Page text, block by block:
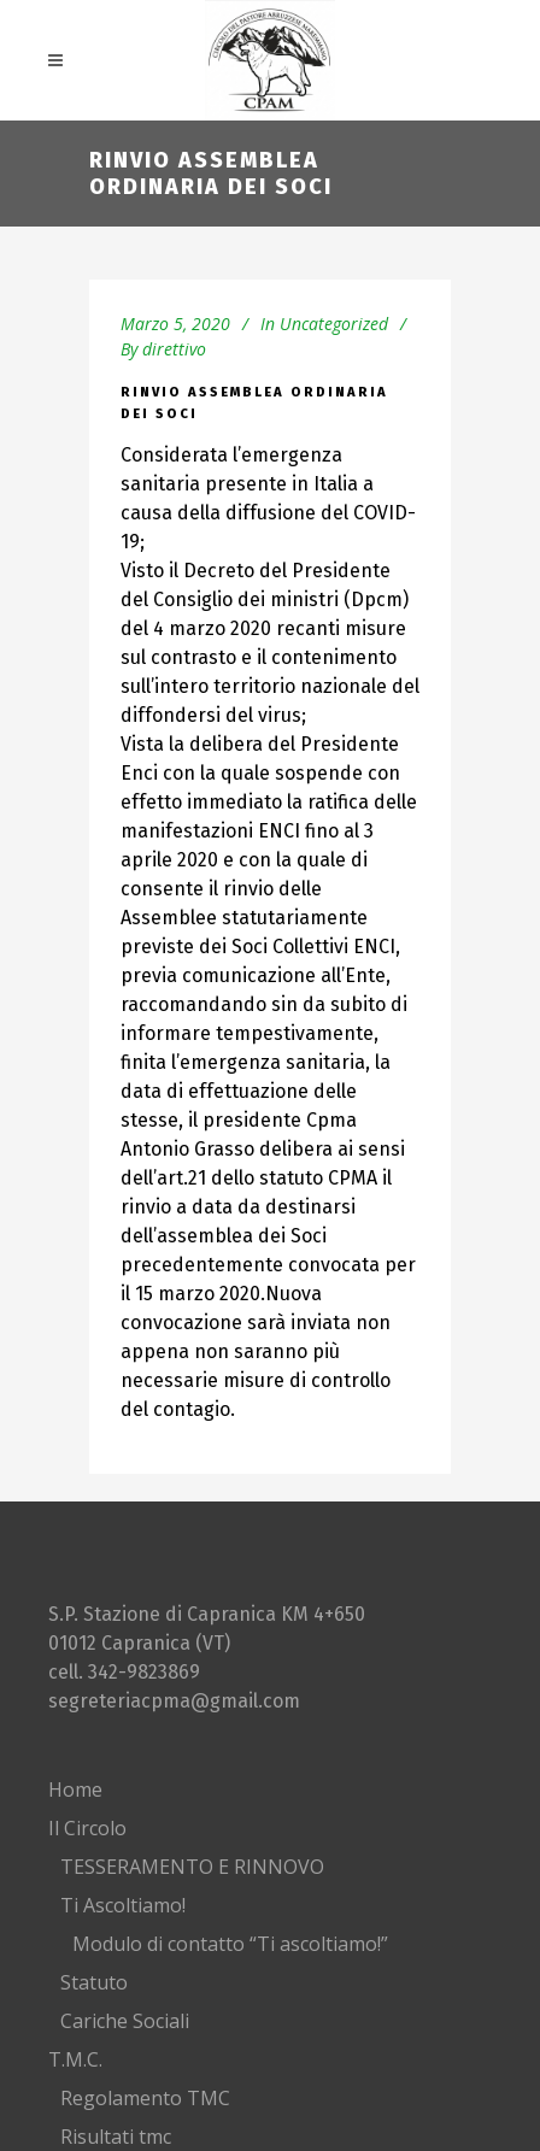
RINVIO ASSEMBLEA
ORDINARIA DEI SOCI
Marzo 5, 2020 In Uncategorized
By direttivo
RINVIO ASSEMBLEA ORDINARIA
DEI SOCI
Considerata l’emergenza
sanitaria presente in Italia a
causa della diffusione del COVID-
19;
Visto il Decreto del Presidente
del Consiglio dei ministri (Dpcm)
del 4 marzo 2020 recanti misure
sul contrasto e il contenimento
sull’intero territorio nazionale del
diffondersi del virus;
Vista la delibera del Presidente
Enci con la quale sospende con
effetto immediato la ratifica delle
manifestazioni ENCI fino al 3
aprile 2020 e con la quale di
consente il rinvio delle
Assemblee statutariamente
previste dei Soci Collettivi ENCI,
previa comunicazione all’Ente,
raccomandando sin da subito di
informare tempestivamente,
finita l’emergenza sanitaria, la
data di effettuazione delle
stesse, il presidente Cpma
Antonio Grasso delibera ai sensi
dell’art.21 dello statuto CPMA il
rinvio a data da destinarsi
dell’assemblea dei Soci
precedentemente convocata per
il 15 marzo 2020.Nuova
convocazione sarà inviata non
appena non saranno più
necessarie misure di controllo
del contagio.
S.P. Stazione di Capranica KM 4+650
01012 Capranica (VT)
cell. 342-9823869
segreteriacpma@gmail.com
Home
Il Circolo
TESSERAMENTO E RINNOVO
Ti Ascoltiamo!
Modulo di contatto “Ti ascoltiamo!”
Statuto
Cariche Sociali
T.M.C.
Regolamento TMC
Risultati tmc